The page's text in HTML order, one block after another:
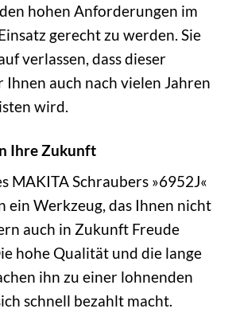
hohen Anforderungen im
gerecht zu werden. Sie
verlassen, dass dieser
Ihnen auch nach vielen Jahren
wird.
Ihre Zukunft
MAKITA Schraubers »6952J«
ein Werkzeug, das Ihnen nicht
auch in Zukunft Freude
hohe Qualität und die lange
ihn zu einer lohnenden
schnell bezahlt macht.